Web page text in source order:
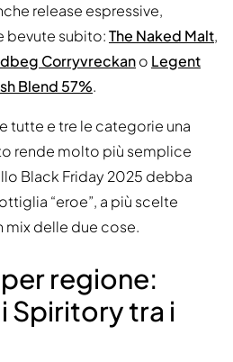
release espressive,
bevute subito:The Naked Malt,
Corryvreckano Legent
Blend 57%.
tutte e tre le categorie una
rende molto più semplice
Black Friday 2025 debba
“eroe”, a più scelte
mix delle due cose.
regione:
Spiritory tra i